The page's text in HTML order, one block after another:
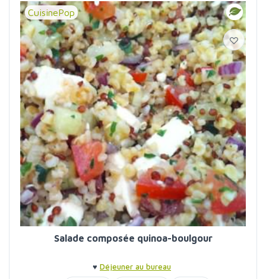
CuisinePop
Salade composée quinoa-boulgour
♥ Déjeuner au bureau